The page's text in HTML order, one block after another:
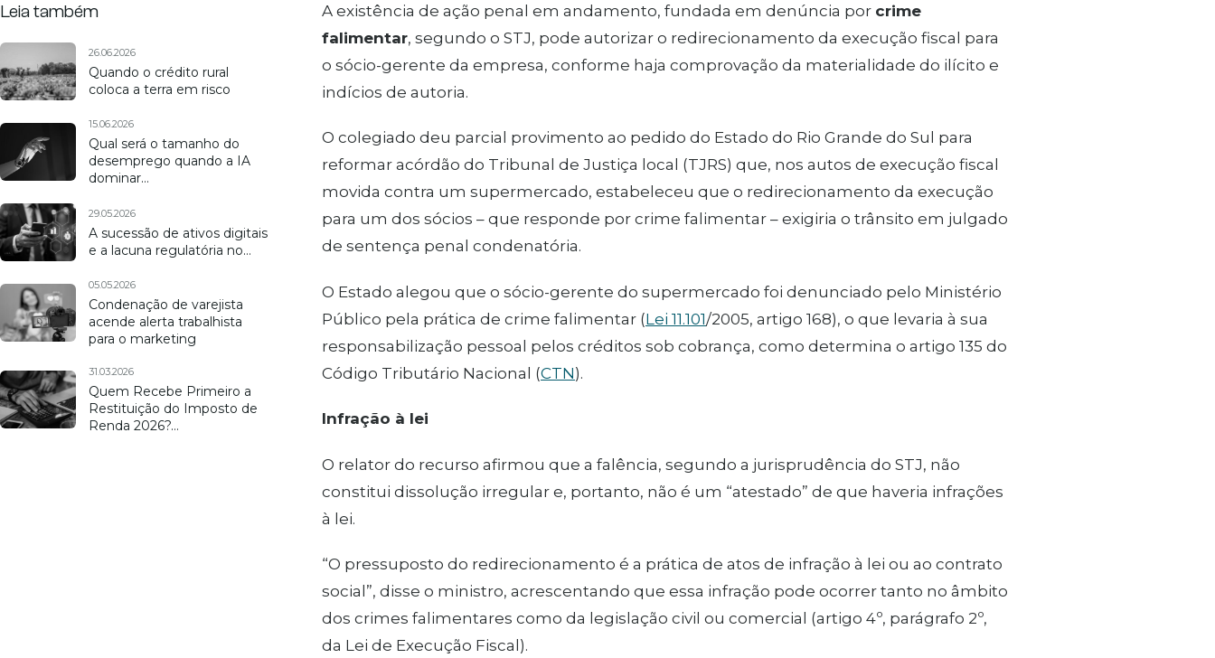
Leia também
26.06.2026
Quando o crédito rural
coloca a terra em risco
15.06.2026
Qual será o tamanho do
desemprego quando a IA
dominar…
29.05.2026
A sucessão de ativos digitais
e a lacuna regulatória no…
05.05.2026
Condenação de varejista
acende alerta trabalhista
para o marketing
31.03.2026
Quem Recebe Primeiro a
Restituição do Imposto de
Renda 2026?…
A existência de ação penal em andamento, fundada em denúncia por crime
falimentar, segundo o STJ, pode autorizar o redirecionamento da execução fiscal para
o sócio-gerente da empresa, conforme haja comprovação da materialidade do ilícito e
indícios de autoria.
O colegiado deu parcial provimento ao pedido do Estado do Rio Grande do Sul para
reformar acórdão do Tribunal de Justiça local (TJRS) que, nos autos de execução fiscal
movida contra um supermercado, estabeleceu que o redirecionamento da execução
para um dos sócios – que responde por crime falimentar – exigiria o trânsito em julgado
de sentença penal condenatória.
O Estado alegou que o sócio-gerente do supermercado foi denunciado pelo Ministério
Público pela prática de crime falimentar (Lei 11.101/2005, artigo 168), o que levaria à sua
responsabilização pessoal pelos créditos sob cobrança, como determina o artigo 135 do
Código Tributário Nacional (CTN).
Infração à lei
O relator do recurso afirmou que a falência, segundo a jurisprudência do STJ, não
constitui dissolução irregular e, portanto, não é um “atestado” de que haveria infrações
à lei.
“O pressuposto do redirecionamento é a prática de atos de infração à lei ou ao contrato
social”, disse o ministro, acrescentando que essa infração pode ocorrer tanto no âmbito
dos crimes falimentares como da legislação civil ou comercial (artigo 4º, parágrafo 2º,
da Lei de Execução Fiscal).